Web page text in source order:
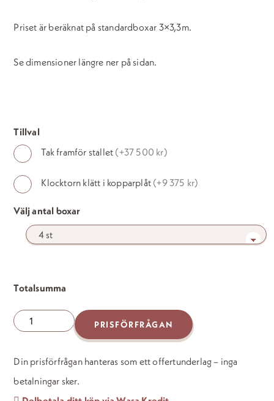
Priset är beräknat på standardboxar 3×3,3m.
Se dimensioner längre ner på sidan.
Tillval
stallet
Tak framför stallet (+37 500 kr)
Klocktorn klätt i kopparplåt (+9 375 kr)
Antal
Välj antal boxar
Totalsumma
Manior
stall
mängd
PRISFÖRFRÅGAN
Din prisförfrågan hanteras som ett offertunderlag – inga
betalningar sker.